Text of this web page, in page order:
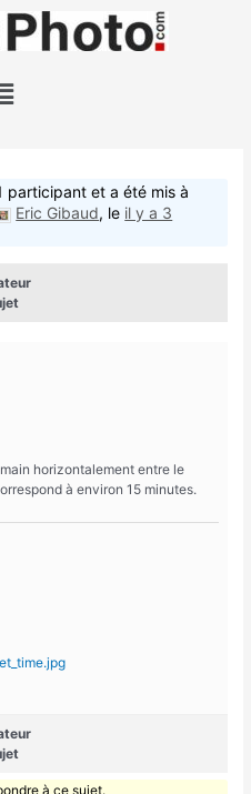
participant et a été mis à
Eric Gibaud, le il y a 3
horizontalement entre le
à environ 15 minutes.
à ce sujet.